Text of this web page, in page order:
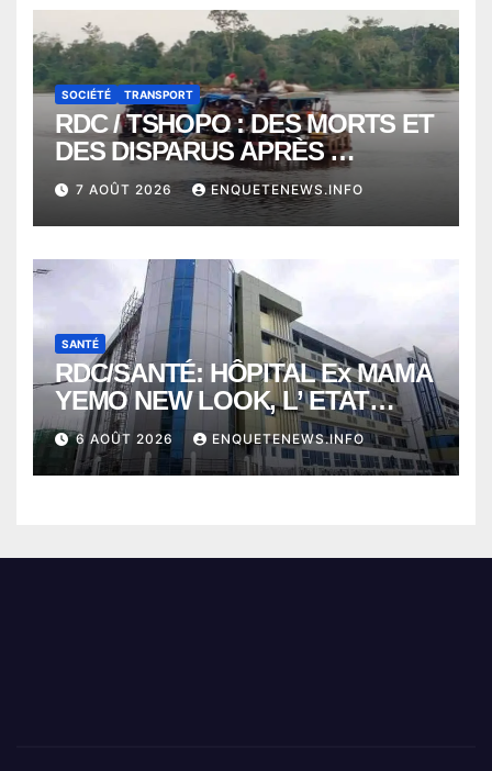
SOCIÉTÉ TRANSPORT
RDC / TSHOPO : DES MORTS ET
DES DISPARUS APRÈS
NAUFRAGE D’UNE BALEINIERE
À QUELQUES KILOMÈTRES DE
KISANGANI
7 AOÛT 2026 ENQUETENEWS.INFO
SANTÉ
RDC/SANTÉ: HÔPITAL Ex MAMA
YEMO NEW LOOK, L’ ETAT
PERD LE CONTROLE
6 AOÛT 2026 ENQUETENEWS.INFO